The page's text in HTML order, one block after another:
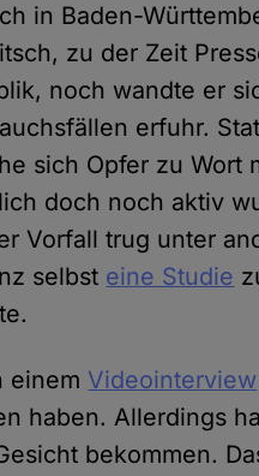
in Baden-
zu der Zeit
noch wandte er
erfuhr.
sich Opfer zu Wort
doch noch aktiv
Vorfall trug unter
selbst eine Studie
einem Videointerview
haben. Allerdings
bekommen.